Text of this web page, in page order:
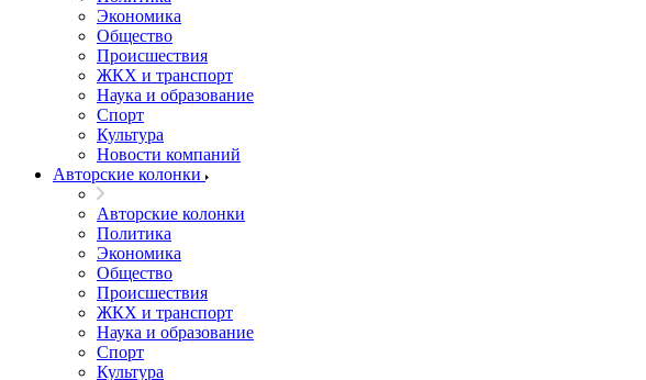
Экономика
Общество
Происшествия
ЖКХ и транспорт
Наука и образование
Спорт
Культура
Новости компаний
Авторские колонки
Авторские колонки
Политика
Экономика
Общество
Происшествия
ЖКХ и транспорт
Наука и образование
Спорт
Культура